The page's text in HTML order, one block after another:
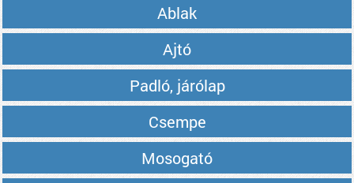
Ablak
Ajtó
Padló, járólap
Csempe
Mosogató